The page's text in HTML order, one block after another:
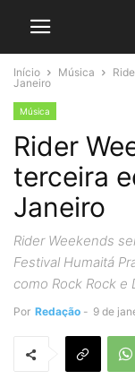
Início Música
Janeiro
Música
Rider
terceira
Janeiro
Rider Weekends
Festival Humaitá
como Rock Rock e
Por Redação - 9 de